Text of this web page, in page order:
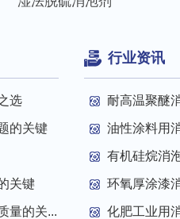
选
的关键
关键
量的关...
行业资讯
耐高温聚醚
油性涂料用
有机硅烷消
环氧厚涂漆
化肥工业用